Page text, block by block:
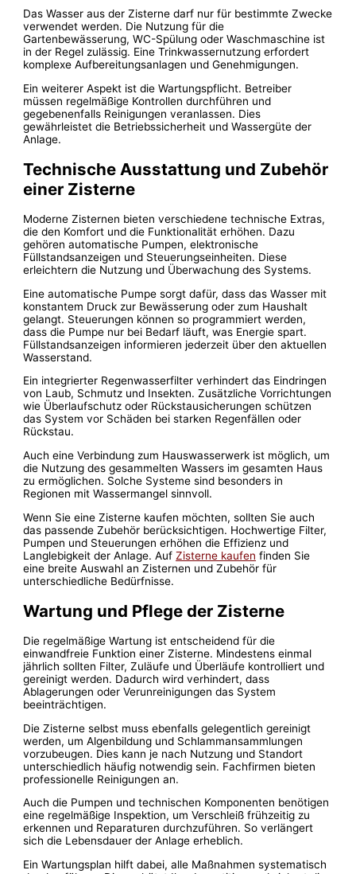
Das Wasser aus der Zisterne darf nur für bestimmte Zwecke
verwendet werden. Die Nutzung für die
Gartenbewässerung, WC-Spülung oder Waschmaschine ist
in der Regel zulässig. Eine Trinkwassernutzung erfordert
komplexe Aufbereitungsanlagen und Genehmigungen.
Ein weiterer Aspekt ist die Wartungspflicht. Betreiber
müssen regelmäßige Kontrollen durchführen und
gegebenenfalls Reinigungen veranlassen. Dies
gewährleistet die Betriebssicherheit und Wassergüte der
Anlage.
Technische Ausstattung und Zubehör
einer Zisterne
Moderne Zisternen bieten verschiedene technische Extras,
die den Komfort und die Funktionalität erhöhen. Dazu
gehören automatische Pumpen, elektronische
Füllstandsanzeigen und Steuerungseinheiten. Diese
erleichtern die Nutzung und Überwachung des Systems.
Eine automatische Pumpe sorgt dafür, dass das Wasser mit
konstantem Druck zur Bewässerung oder zum Haushalt
gelangt. Steuerungen können so programmiert werden,
dass die Pumpe nur bei Bedarf läuft, was Energie spart.
Füllstandsanzeigen informieren jederzeit über den aktuellen
Wasserstand.
Ein integrierter Regenwasserfilter verhindert das Eindringen
von Laub, Schmutz und Insekten. Zusätzliche Vorrichtungen
wie Überlaufschutz oder Rückstausicherungen schützen
das System vor Schäden bei starken Regenfällen oder
Rückstau.
Auch eine Verbindung zum Hauswasserwerk ist möglich, um
die Nutzung des gesammelten Wassers im gesamten Haus
zu ermöglichen. Solche Systeme sind besonders in
Regionen mit Wassermangel sinnvoll.
Wenn Sie eine Zisterne kaufen möchten, sollten Sie auch
das passende Zubehör berücksichtigen. Hochwertige Filter,
Pumpen und Steuerungen erhöhen die Effizienz und
Langlebigkeit der Anlage. AufZisterne kaufen finden Sie
eine breite Auswahl an Zisternen und Zubehör für
unterschiedliche Bedürfnisse.
Wartung und Pflege der Zisterne
Die regelmäßige Wartung ist entscheidend für die
einwandfreie Funktion einer Zisterne. Mindestens einmal
jährlich sollten Filter, Zuläufe und Überläufe kontrolliert und
gereinigt werden. Dadurch wird verhindert, dass
Ablagerungen oder Verunreinigungen das System
beeinträchtigen.
Die Zisterne selbst muss ebenfalls gelegentlich gereinigt
werden, um Algenbildung und Schlammansammlungen
vorzubeugen. Dies kann je nach Nutzung und Standort
unterschiedlich häufig notwendig sein. Fachfirmen bieten
professionelle Reinigungen an.
Auch die Pumpen und technischen Komponenten benötigen
eine regelmäßige Inspektion, um Verschleiß frühzeitig zu
erkennen und Reparaturen durchzuführen. So verlängert
sich die Lebensdauer der Anlage erheblich.
Ein Wartungsplan hilft dabei, alle Maßnahmen systematisch